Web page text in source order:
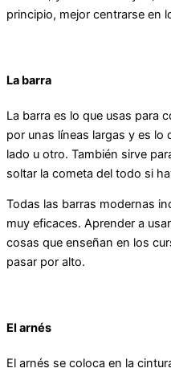
principio, mejor centrarse en
La barra
La barra es lo que usas para
por unas líneas largas y es lo
lado u otro. También sirve
soltar la cometa del todo si
Todas las barras modernas
muy eficaces. Aprender a
cosas que enseñan en los
pasar por alto.
El arnés
El arnés se coloca en la